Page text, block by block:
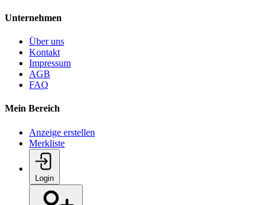
Unternehmen
Über uns
Kontakt
Impressum
AGB
FAQ
Mein Bereich
Anzeige erstellen
Merkliste
Login